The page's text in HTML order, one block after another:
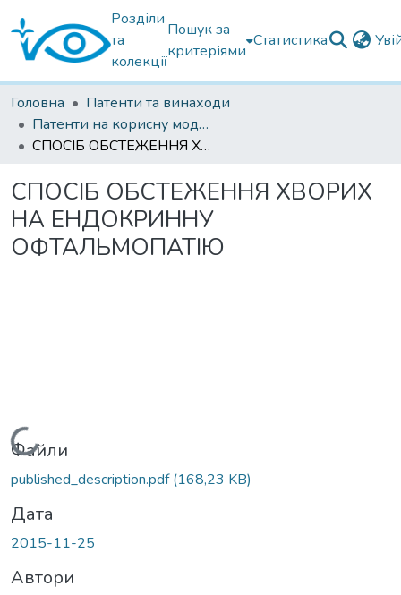
Розділи
та
колекції
Пошук за
критеріями
Статистика
Головна
Патенти та винаходи
Патенти на корисну модель
СПОСІБ ОБСТЕЖЕННЯ ХВОРИХ НА ЕНДОКРИННУ ОФТАЛЬМОПАТІЮ
СПОСІБ ОБСТЕЖЕННЯ ХВОРИХ
НА ЕНДОКРИННУ
ОФТАЛЬМОПАТІЮ
Вантажиться...
Файли
published_description.pdf(168,23 KB)
Дата
2015-11-25
Автори